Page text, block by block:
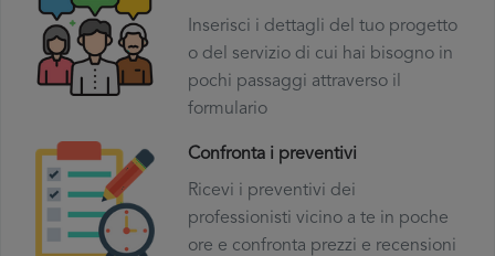
Inserisci i dettagli del tuo progetto
o del servizio di cui hai bisogno in
pochi passaggi attraverso il
formulario
Confronta i preventivi
Ricevi i preventivi dei
professionisti vicino a te in poche
ore e confronta prezzi e recensioni